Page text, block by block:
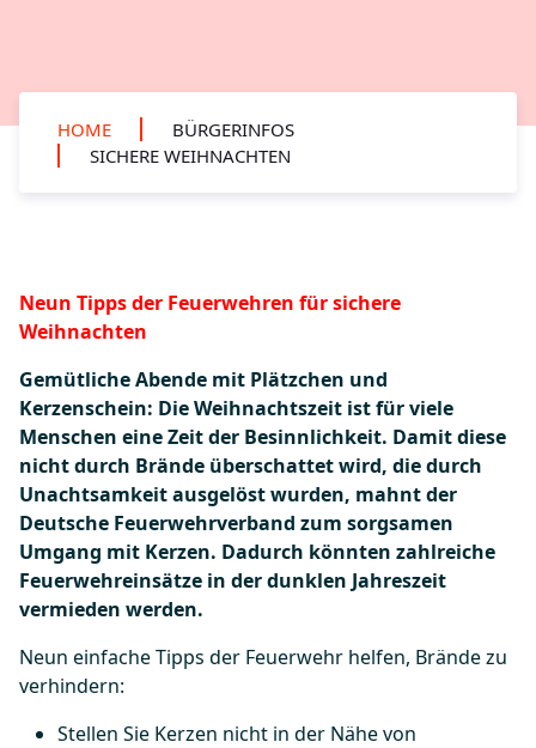
HOME
BÜRGERINFOS
SICHERE WEIHNACHTEN
Neun Tipps der Feuerwehren für sichere
Weihnachten
Gemütliche Abende mit Plätzchen und
Kerzenschein: Die Weihnachtszeit ist für viele
Menschen eine Zeit der Besinnlichkeit. Damit diese
nicht durch Brände überschattet wird, die durch
Unachtsamkeit ausgelöst wurden, mahnt der
Deutsche Feuerwehrverband zum sorgsamen
Umgang mit Kerzen. Dadurch könnten zahlreiche
Feuerwehreinsätze in der dunklen Jahreszeit
vermieden werden.
Neun einfache Tipps der Feuerwehr helfen, Brände zu
verhindern:
Stellen Sie Kerzen nicht in der Nähe von